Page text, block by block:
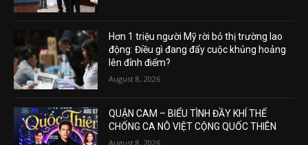
Hơn 1 triệu người Mỹ rời bỏ thị trường lao
động: Điều gì đang đẩy cuộc khủng hoảng
lên đỉnh điểm?
August 8, 2026
QUẬN CAM – BIỂU TÌNH ĐẦY KHÍ THẾ
CHỐNG CA NÔ VIỆT CỘNG QUỐC THIÊN
August 8, 2026